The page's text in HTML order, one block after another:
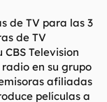
de TV para las 3
de TV
Television
en su grupo
afiliadas
películas a